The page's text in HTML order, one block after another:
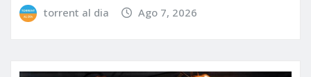
torrent al dia Ago 7, 2026